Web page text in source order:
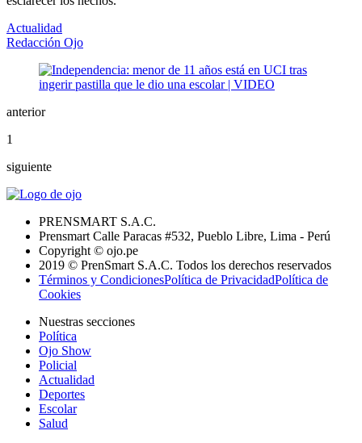
Actualidad
Redacción Ojo
anterior
1
siguiente
PRENSMART S.A.C.
Prensmart Calle Paracas #532, Pueblo Libre, Lima - Perú
Copyright © ojo.pe
2019 © PrenSmart S.A.C. Todos los derechos reservados
Términos y CondicionesPolítica de PrivacidadPolítica de
Cookies
Nuestras secciones
Política
Ojo Show
Policial
Actualidad
Deportes
Escolar
Salud